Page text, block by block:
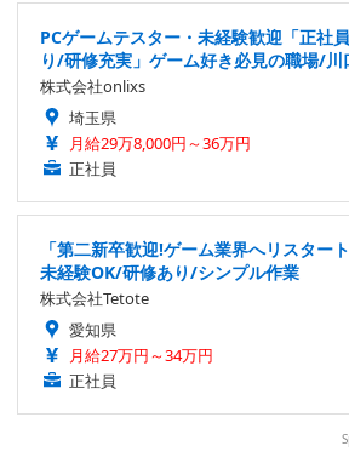
PCゲームテスター・未経験歓迎「正社
り/研修充実」ゲーム好き必見の職場/
株式会社onlixs
埼玉県
月給29万8,000円～36万円
正社員
「第二新卒歓迎!ゲーム業界へリスター
未経験OK/研修あり/シンプル作業
株式会社Tetote
愛知県
月給27万円～34万円
正社員